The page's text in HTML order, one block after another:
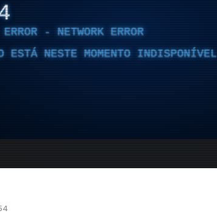
- NETWORK ERROR
ESTÁ NESTE MOMENTO INDISPONÍVEL